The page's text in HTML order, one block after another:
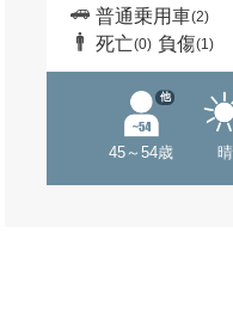
普通乗用車(2)
死亡(0) 負傷(1)
45～54歳
他
晴